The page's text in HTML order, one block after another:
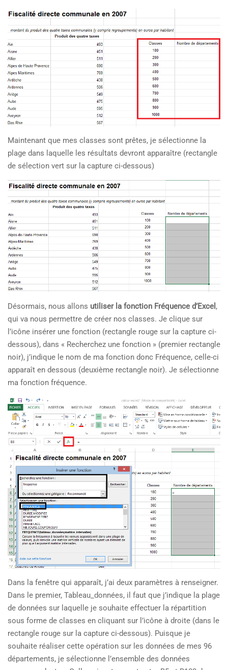
Maintenant que mes classes sont prêtes, je sélectionne la
plage dans laquelle les résultats devront apparaître (rectangle
de sélection vert sur la capture ci-dessous)
Désormais, nous allons utiliser la fonction Fréquence d’Excel ,
qui va nous permettre de créer nos classes. Je clique sur
l’icône insérer une fonction (rectangle rouge sur la capture ci-
dessous), dans « Recherchez une fonction » (premier rectangle
noir), j’indique le nom de ma fonction donc Fréquence, celle-ci
apparaît en dessous (deuxième rectangle noir). Je sélectionne
ma fonction fréquence.
Dans la fenêtre qui apparaît, j’ai deux paramètres à renseigner.
Dans le premier, Tableau_données, il faut que j’indique la plage
de données sur laquelle je souhaite effectuer la répartition
sous forme de classes en cliquant sur l’icône à droite (dans le
rectangle rouge sur la capture ci-dessous). Puisque je
souhaite réaliser cette opération sur les données de mes 96
départements, je sélectionne l’ensemble des données